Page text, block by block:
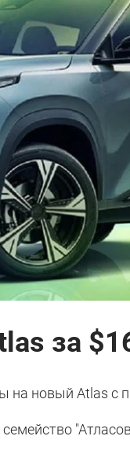
за
на новый Atlas с